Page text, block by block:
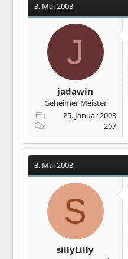
3. Mai 2003
J
jadawin
Geheimer Meister
25. Januar 2003
207
3. Mai 2003
S
sillyLilly